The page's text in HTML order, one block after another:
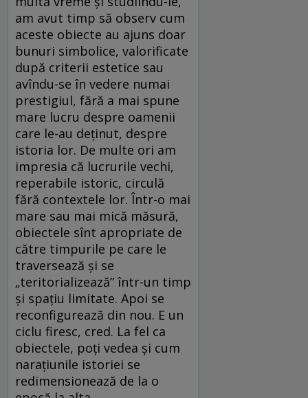
am avut timp să observ cum
aceste obiecte au ajuns doar
bunuri simbolice, valorificate
după criterii estetice sau
avîndu-se în vedere numai
prestigiul, fără a mai spune
mare lucru despre oamenii
care le-au deținut, despre
istoria lor. De multe ori am
impresia că lucrurile vechi,
reperabile istoric, circulă
fără contextele lor. Într-o mai
mare sau mai mică măsură,
obiectele sînt apropriate de
către timpurile pe care le
traversează și se
„teritorializează” într-un timp
și spațiu limitate. Apoi se
reconfigurează din nou. E un
ciclu firesc, cred. La fel ca
obiectele, poți vedea și cum
narațiunile istoriei se
redimensionează de la o